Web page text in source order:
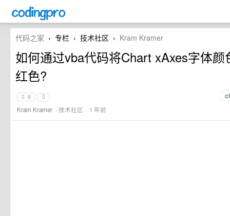
代码之家 › 专栏 › 技术社区 › Kram Kramer
如何通过vba代码将Chart xAxes字体
红色?
0
Kram Kramer · 技术社区 · 1 年前